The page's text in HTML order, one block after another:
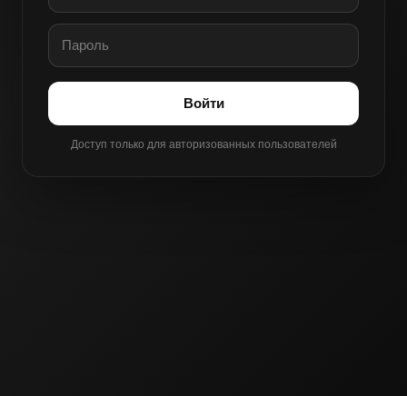
Войти
Доступ только для авторизованных пользователей